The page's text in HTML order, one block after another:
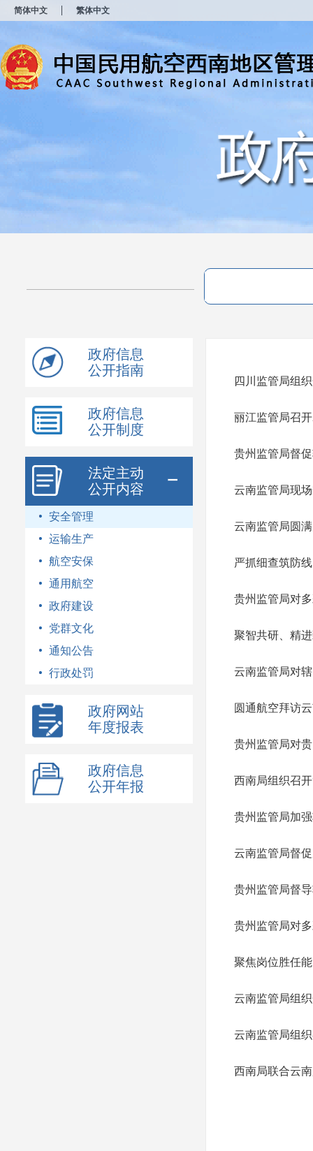
简体中文 繁体中文
政府信息
公开指南
政府信息
公开制度
法定主动
公开内容
安全管理
运输生产
航空安保
通用航空
政府建设
党群文化
通知公告
行政处罚
政府网站
年度报表
政府信息
公开年报
四川监管局组
丽江监管局召
贵州监管局督
云南监管局现
云南监管局圆
严抓细查筑防
贵州监管局对
聚智共研、精
云南监管局对
圆通航空拜访
贵州监管局对
西南局组织召
贵州监管局加
云南监管局督
贵州监管局督
贵州监管局对
聚焦岗位胜任
云南监管局组
云南监管局组
西南局联合云
窗
打
开
无
障